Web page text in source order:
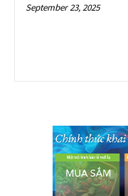
September 23, 2025